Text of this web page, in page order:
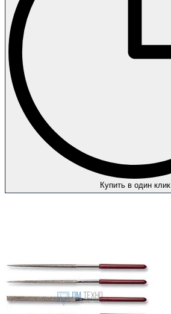
Купить в один клик